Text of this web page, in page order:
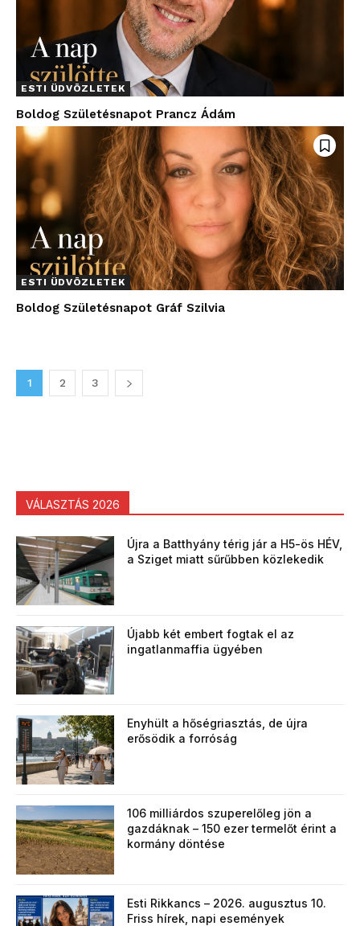
ESTI ÜDVÖZLETEK
Boldog Születésnapot Prancz Ádám
ESTI ÜDVÖZLETEK
Boldog Születésnapot Gráf Szilvia
1 2 3
VÁLASZTÁS 2026
Újra a Batthyány térig jár a H5-ös HÉV,
a Sziget miatt sűrűbben közlekedik
Újabb két embert fogtak el az
ingatlanmaffia ügyében
Enyhült a hőségriasztás, de újra
erősödik a forróság
106 milliárdos szuperelőleg jön a
gazdáknak – 150 ezer termelőt érint a
kormány döntése
Esti Rikkancs – 2026. augusztus 10.
Friss hírek, napi események